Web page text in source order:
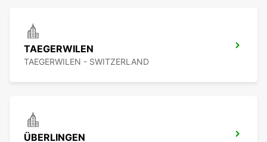
TAEGERWILEN
TAEGERWILEN - SWITZERLAND
ÜBERLINGEN